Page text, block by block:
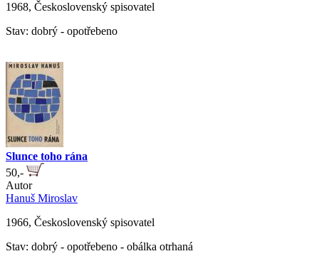
1968, Československý spisovatel
Stav: dobrý - opotřebeno
Slunce toho rána
50,-
Autor
Hanuš Miroslav
1966, Československý spisovatel
Stav: dobrý - opotřebeno - obálka otrhaná